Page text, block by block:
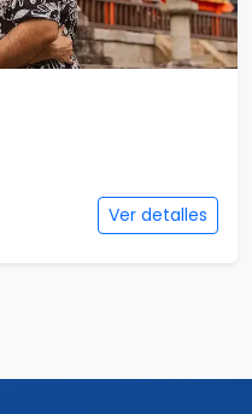
Ver detalles